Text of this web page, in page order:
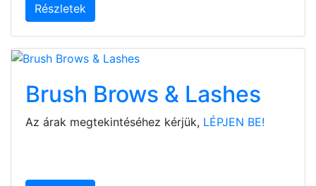
Részletek
Brush Brows & Lashes
Az árak megtekintéséhez kérjük, LÉPJEN BE!